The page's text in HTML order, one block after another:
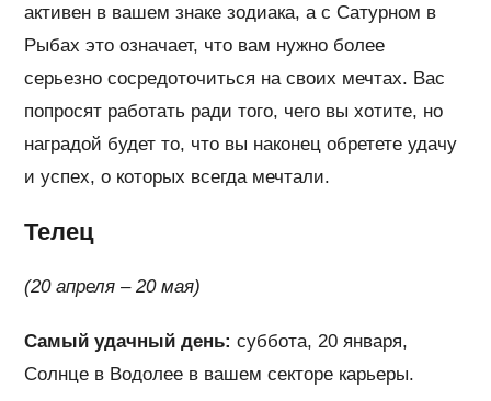
активен в вашем знаке зодиака, а с Сатурном в
Рыбах это означает, что вам нужно более
серьезно сосредоточиться на своих мечтах. Вас
попросят работать ради того, чего вы хотите, но
наградой будет то, что вы наконец обретете удачу
и успех, о которых всегда мечтали.
Телец
(20 апреля – 20 мая)
Самый удачный день: суббота, 20 января,
Солнце в Водолее в вашем секторе карьеры.